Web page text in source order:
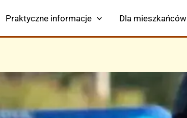
Praktyczne informacje Dla mieszkańców